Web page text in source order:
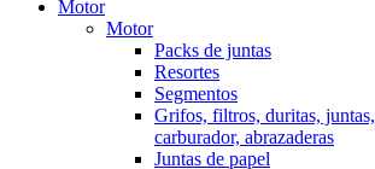
Motor
Motor
Packs de juntas
Resortes
Segmentos
Grifos, filtros, duritas,
carburador, abrazaderas
Juntas de papel